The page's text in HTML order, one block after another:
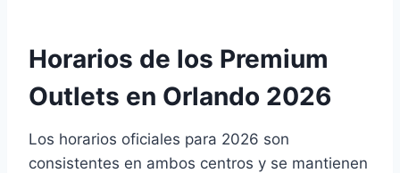
Horarios de los Premium
Outlets en Orlando 2026
Los horarios oficiales para 2026 son
consistentes en ambos centros y se mantienen